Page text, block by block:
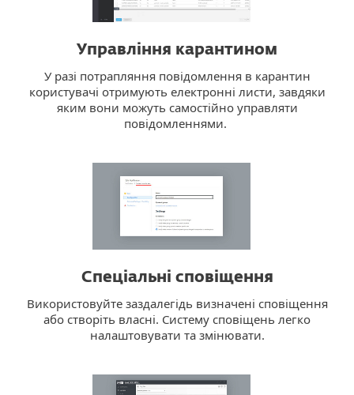
Управління карантином
У разі потрапляння повідомлення в карантин
користувачі отримують електронні листи, завдяки
яким вони можуть самостійно управляти
повідомленнями.
Спеціальні сповіщення
Використовуйте заздалегідь визначені сповіщення
або створіть власні. Систему сповіщень легко
налаштовувати та змінювати.